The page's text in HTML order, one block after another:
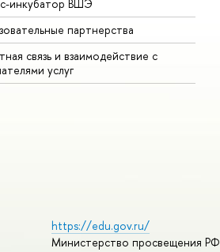
инкубатор ВШЭ
партнерства
связь и взаимодействие с
услуг
https://edu.gov.ru/
Министерство просвещения РФ